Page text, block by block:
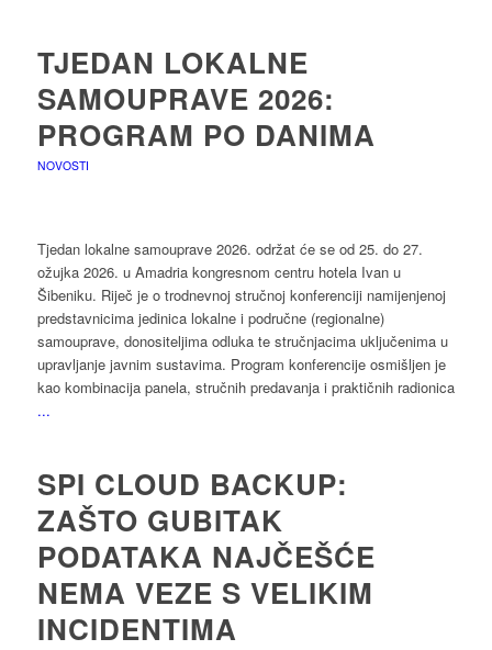
TJEDAN LOKALNE
SAMOUPRAVE 2026:
PROGRAM PO DANIMA
NOVOSTI
Tjedan lokalne samouprave 2026. održat će se od 25. do 27.
ožujka 2026. u Amadria kongresnom centru hotela Ivan u
Šibeniku. Riječ je o trodnevnoj stručnoj konferenciji namijenjenoj
predstavnicima jedinica lokalne i područne (regionalne)
samouprave, donositeljima odluka te stručnjacima uključenima u
upravljanje javnim sustavima. Program konferencije osmišljen je
kao kombinacija panela, stručnih predavanja i praktičnih radionica
...
SPI CLOUD BACKUP:
ZAŠTO GUBITAK
PODATAKA NAJČEŠĆE
NEMA VEZE S VELIKIM
INCIDENTIMA